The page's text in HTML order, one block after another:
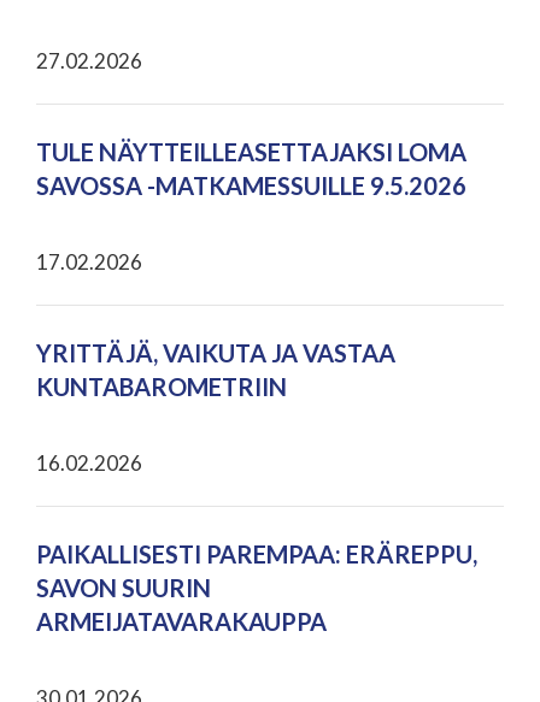
27.02.2026
TULE NÄYTTEILLEASETTAJAKSI LOMA
SAVOSSA -MATKAMESSUILLE 9.5.2026
17.02.2026
YRITTÄJÄ, VAIKUTA JA VASTAA
KUNTABAROMETRIIN
16.02.2026
PAIKALLISESTI PAREMPAA: ERÄREPPU,
SAVON SUURIN
ARMEIJATAVARAKAUPPA